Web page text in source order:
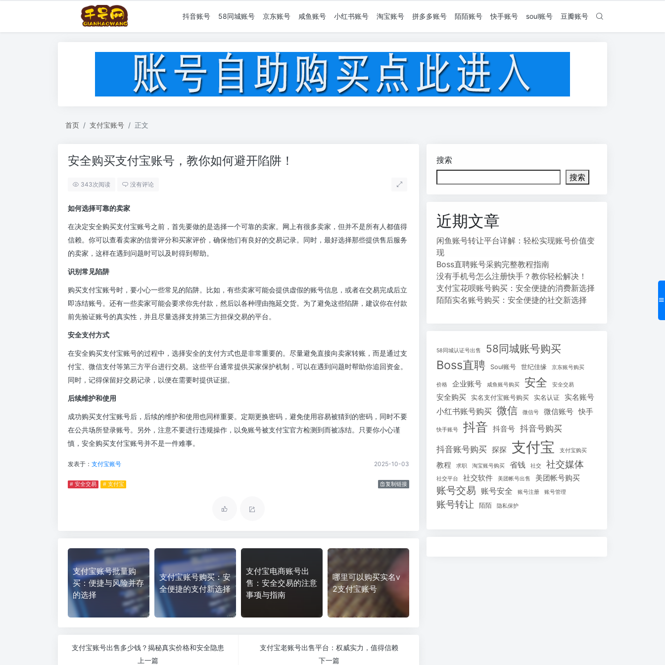
抖音账号 58同城账号 京东账号 咸鱼账号 小红书账号 淘宝账号 拼多多账号 陌陌账号 快手账号 soul账号 豆瓣账号
首页 支付宝账号 正文
安全购买支付宝账号，教你如何避开陷阱！
343次阅读 没有评论
如何选择可靠的卖家
在决定安全购买支付宝账号之前，首先要做的是选择一个可靠的卖家。网上有很多卖家，但并不是所有人都值得
信赖。你可以查看卖家的信誉评分和买家评价，确保他们有良好的交易记录。同时，最好选择那些提供售后服务
的卖家，这样在遇到问题时可以及时得到帮助。
识别常见陷阱
购买支付宝账号时，要小心一些常见的陷阱。比如，有些卖家可能会提供虚假的账号信息，或者在交易完成后立
即冻结账号。还有一些卖家可能会要求你先付款，然后以各种理由拖延交货。为了避免这些陷阱，建议你在付款
前先验证账号的真实性，并且尽量选择支持第三方担保交易的平台。
安全支付方式
在安全购买支付宝账号的过程中，选择安全的支付方式也是非常重要的。尽量避免直接向卖家转账，而是通过支
付宝、微信支付等第三方平台进行交易。这些平台通常提供买家保护机制，可以在遇到问题时帮助你追回资金。
同时，记得保留好交易记录，以便在需要时提供证据。
后续维护和使用
成功购买支付宝账号后，后续的维护和使用也同样重要。定期更换密码，避免使用容易被猜到的密码，同时不要
在公共场所登录账号。另外，注意不要进行违规操作，以免账号被支付宝官方检测到而被冻结。只要你小心谨
慎，安全购买支付宝账号并不是一件难事。
发表于： 支付宝账号 2025-10-03
# 安全交易 # 支付宝 复制链接
支付宝账号批量购
买：便捷与风险并存
的选择
支付宝账号购买：安
全便捷的支付新选择
支付宝电商账号出
售：安全交易的注意
事项与指南
哪里可以购买实名v
2支付宝账号
支付宝账号出售多少钱？揭秘真实价格和安全隐患
上一篇
支付宝老账号出售平台：权威实力，值得信赖
下一篇
搜索
搜索
近期文章
闲鱼账号转让平台详解：轻松实现账号价值变
现
Boss直聘账号采购完整教程指南
没有手机号怎么注册快手？教你轻松解决！
支付宝花呗账号购买：安全便捷的消费新选择
陌陌实名账号购买：安全便捷的社交新选择
58同城认证号出售 58同城账号购买
Boss直聘 Soul账号 世纪佳缘 京东账号购买
价格 企业账号 咸鱼账号购买 安全 安全交易
安全购买 实名支付宝账号购买 实名认证 实名账号
小红书账号购买 微信 微信号 微信账号 快手
快手账号 抖音 抖音号 抖音号购买
抖音账号购买 探探 支付宝 支付宝购买
教程 求职 淘宝账号购买 省钱 社交 社交媒体
社交平台 社交软件 美团帐号出售 美团帐号购买
账号交易 账号安全 账号注册 账号管理
账号转让 陌陌 隐私保护